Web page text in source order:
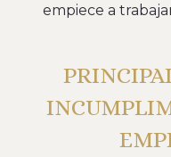
empiece a